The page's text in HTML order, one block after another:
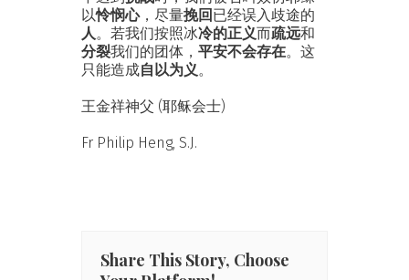
以怜悯心，尽量挽回 已经误入歧途的
人。若我们按照冰冷的正义而疏远和
分裂我们的团体， 平安不会存在。这
只能造成自以为义。
王金祥神父 (耶稣会士)
Fr Philip Heng, S.J.
Share This Story, Choose